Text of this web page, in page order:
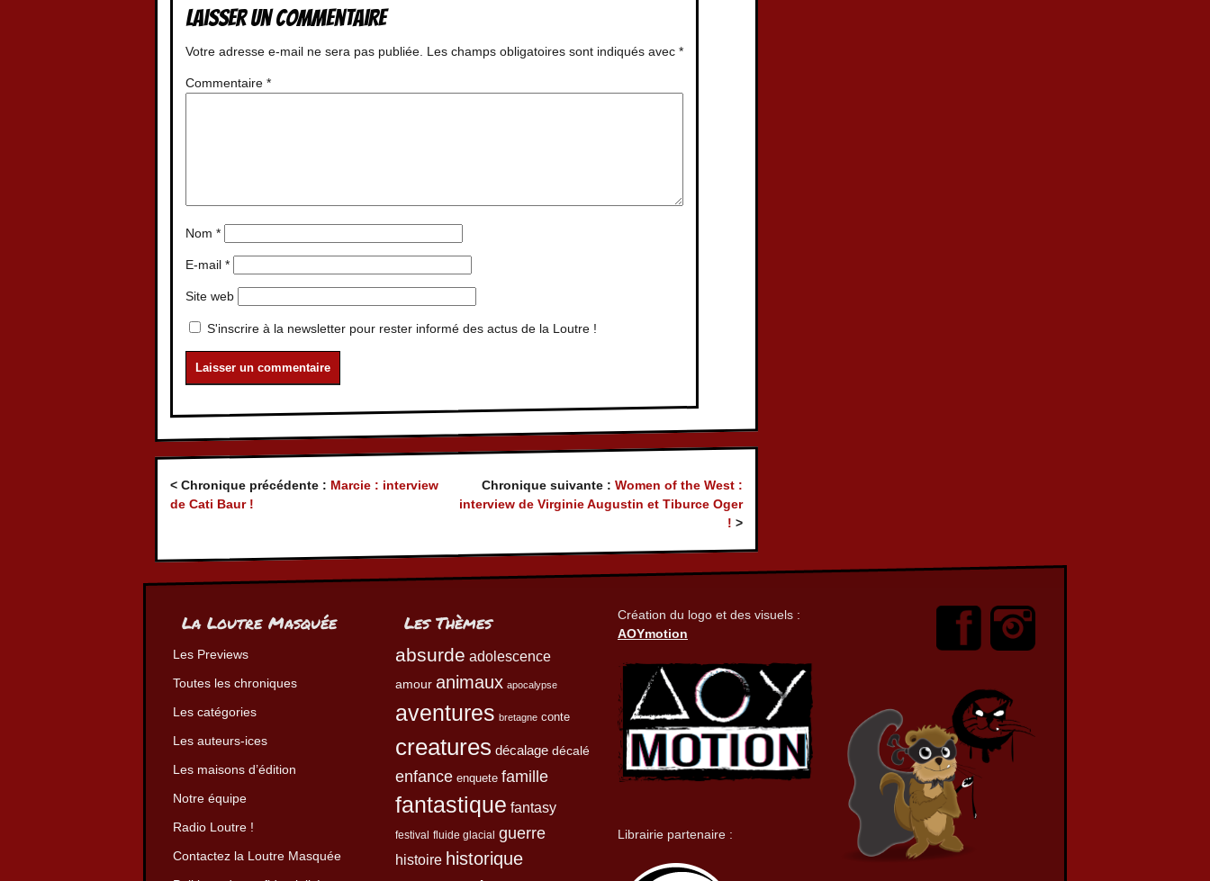
Laisser un commentaire
Votre adresse e-mail ne sera pas publiée. Les champs obligatoires sont indiqués avec *
Commentaire *
Nom *
E-mail *
Site web
S'inscrire à la newsletter pour rester informé des actus de la Loutre !
< Chronique précédente : Marcie : interview
de Cati Baur !
Chronique suivante : Women of the West :
interview de Virginie Augustin et Tiburce Oger
! >
La Loutre Masquée
Les Previews
Toutes les chroniques
Les catégories
Les auteurs-ices
Les maisons d’édition
Notre équipe
Radio Loutre !
Contactez la Loutre Masquée
Les Thèmes
absurde adolescence
amour animaux apocalypse
aventures bretagne conte
creatures décalage décalé
enfance enquete famille
fantastique fantasy
festival fluide glacial guerre
histoire historique
Création du logo et des visuels :
AOYmotion
Librairie partenaire :